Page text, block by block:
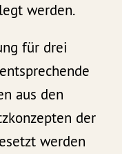
werden.
für drei
aus den
der
werden